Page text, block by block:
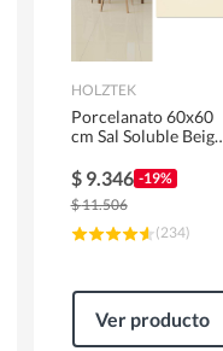
HOLZTEK
Porcelanato 60x60
cm Sal Soluble Beige
$ 9.346 -19%
$11.506
(234)
Ver producto